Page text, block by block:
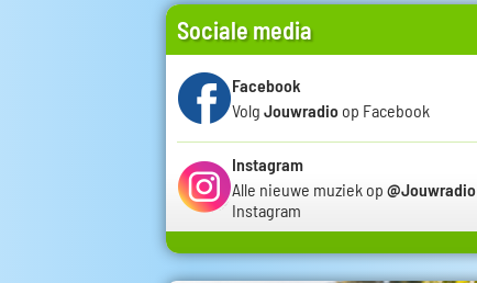
Sociale media
Facebook
Volg Jouwradio op Facebook
Instagram
Alle nieuwe muziek op @Jouwradio
Instagram